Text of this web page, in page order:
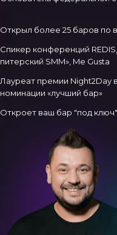
Открыл более 25 баров по
Лауреат премии Night2Day в
номинации «лучший бар»
Спикер конференций
питерский SMM», Me Gusta
Откроет ваш бар "под